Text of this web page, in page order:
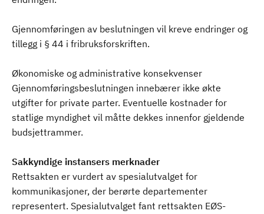
Gjennomføringen av beslutningen vil kreve endringer og
tillegg i § 44 i fribruksforskriften.
Økonomiske og administrative konsekvenser
Gjennomføringsbeslutningen innebærer ikke økte
utgifter for private parter. Eventuelle kostnader for
statlige myndighet vil måtte dekkes innenfor gjeldende
budsjettrammer.
Sakkyndige instansers merknader
Rettsakten er vurdert av spesialutvalget for
kommunikasjoner, der berørte departementer
representert. Spesialutvalget fant rettsakten EØS-